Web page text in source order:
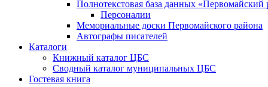
Полнотекстовая база данных «Первомайский
Персоналии
Мемориальные доски Первомайского района
Автографы писателей
Каталоги
Книжный каталог ЦБС
Сводный каталог муниципальных ЦБС
Гостевая книга